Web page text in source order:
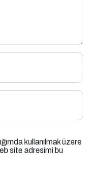
kullanılmak üzere
site adresimi bu